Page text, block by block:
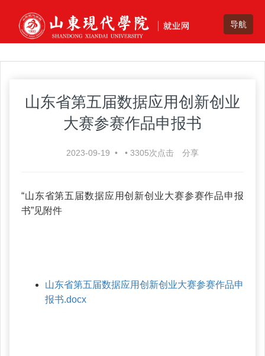
山东省第五届数据应用创新创业
大赛参赛作品申报书
2023-09-19 • • 3305次点击 分享
“山东省第五届数据应用创新创业大赛参赛作品申报
书”见附件
山东省第五届数据应用创新创业大赛参赛作品申
报书.docx